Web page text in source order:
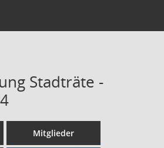
Stadträte -
Mitglieder